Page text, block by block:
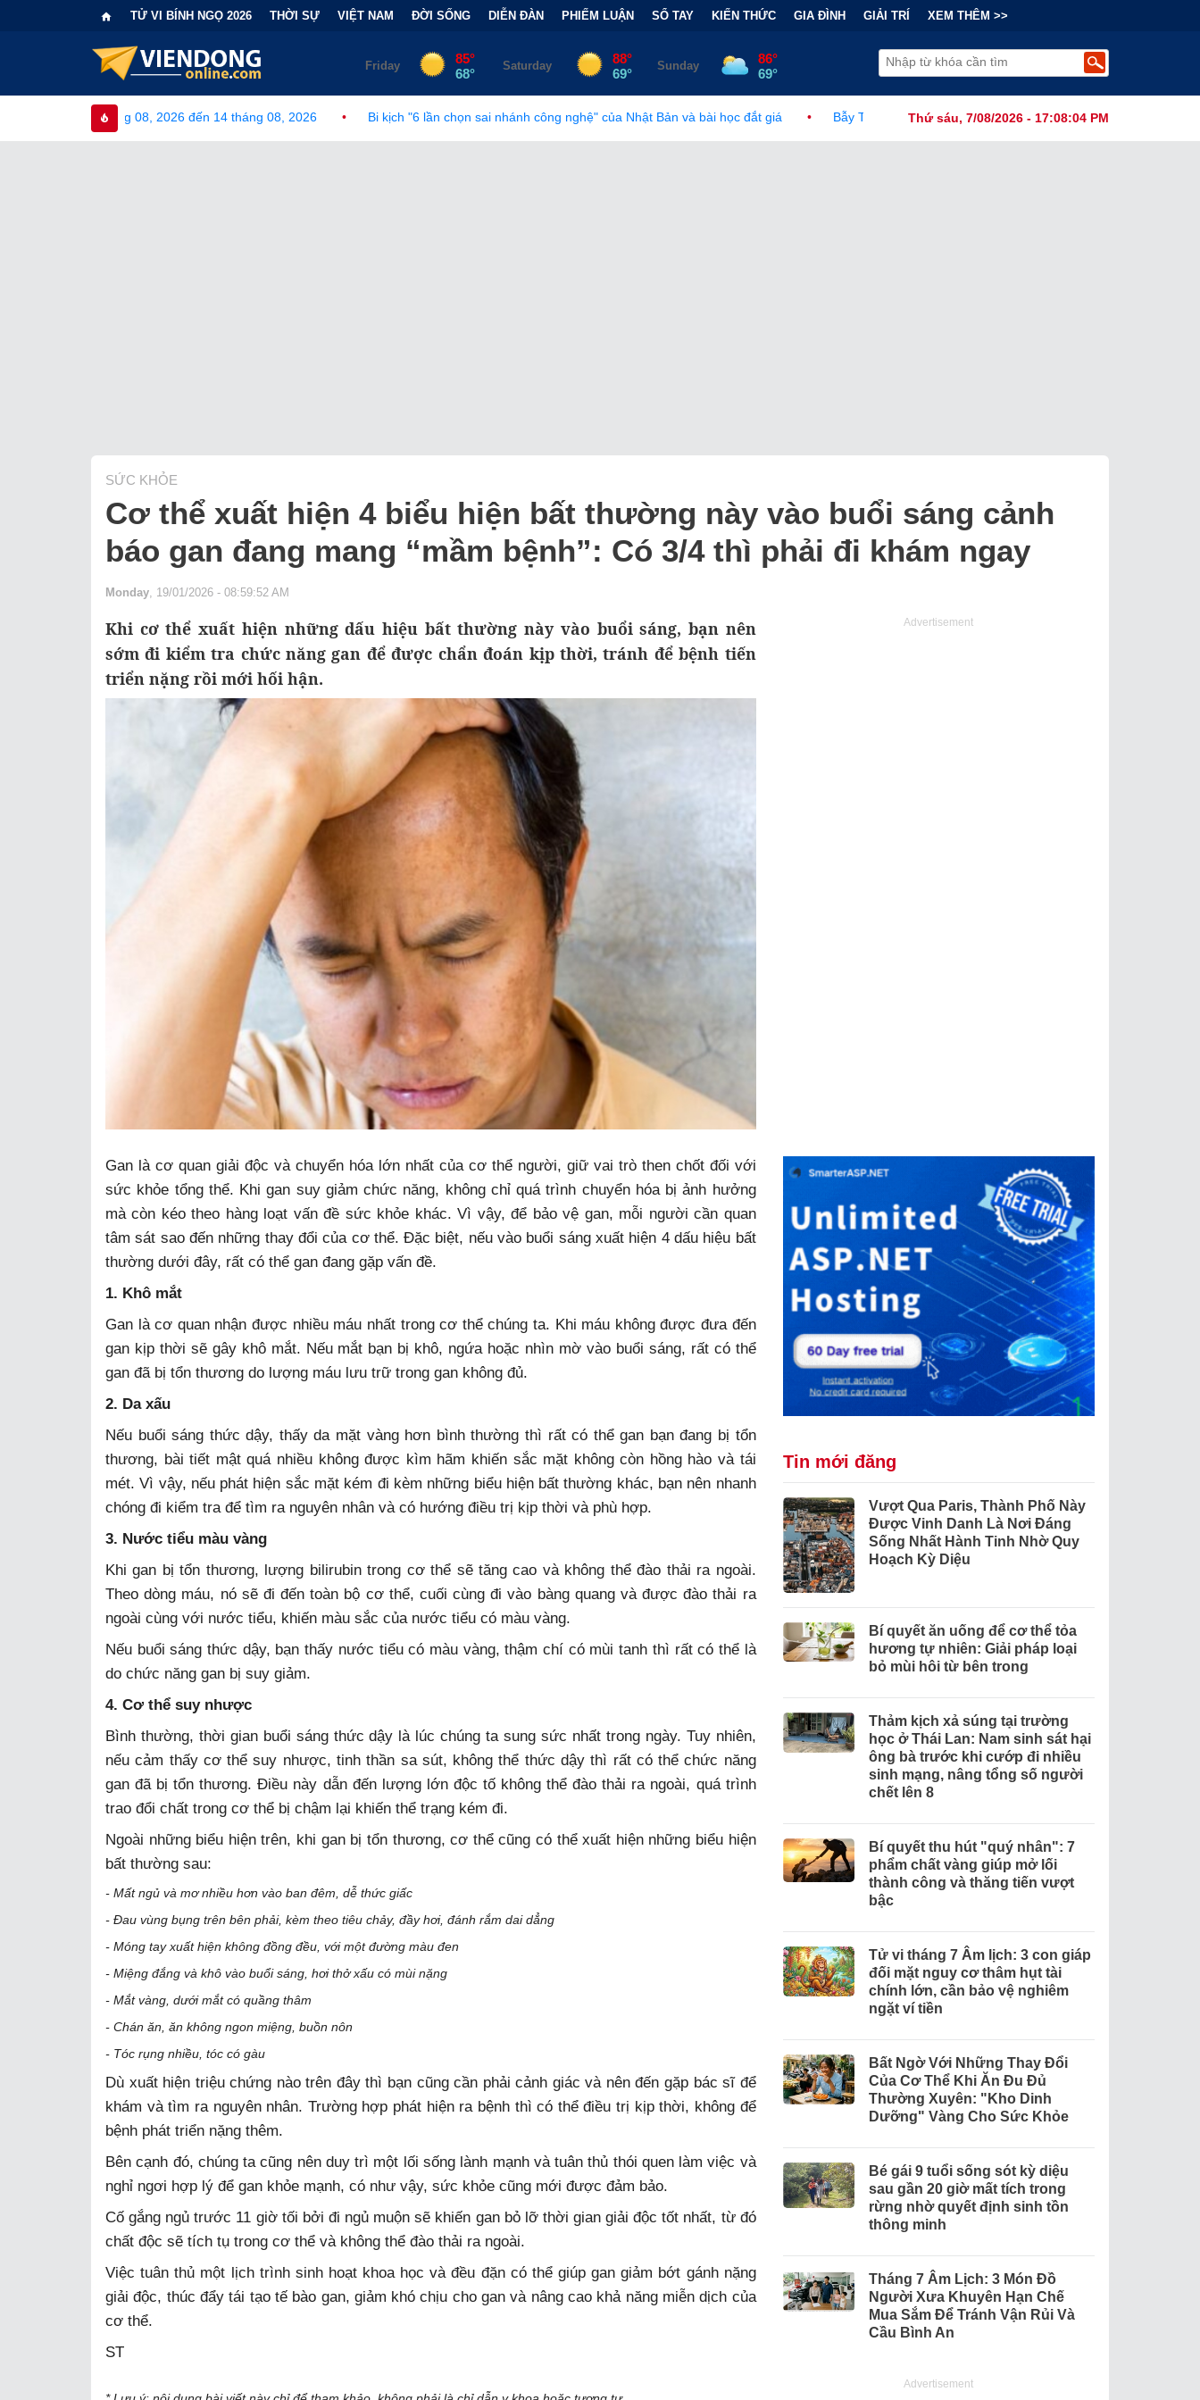
TỬ VI BÍNH NGỌ 2026 THỜI SỰ VIỆT NAM ĐỜI SỐNG DIỄN ĐÀN PHIẾM LUẬN SỔ TAY KIẾN THỨC GIA ĐÌNH GIẢI TRÍ XEM THÊM >>
Thứ sáu, 7/08/2026 - 17:08:06 PM
2026 đến 14 tháng 08, 2026 • Bi kịch "6 lần chọn sai nhánh công nghệ" của Nhật Bản và bài học đắt giá • Bẫy Tài Chính Đằng Sau "Cơn Sốt" Trà Sữa Nhượng Quyền: Lợi Nhuận Thuộc Về Ai?
SỨC KHỎE
Cơ thể xuất hiện 4 biểu hiện bất thường này vào buổi sáng cảnh
báo gan đang mang “mầm bệnh”: Có 3/4 thì phải đi khám ngay
Monday , 19/01/2026 - 08:59:52 AM
Khi cơ thể xuất hiện những dấu hiệu bất thường này vào buổi sáng, bạn nên
sớm đi kiểm tra chức năng gan để được chẩn đoán kịp thời, tránh để bệnh tiến
triển nặng rồi mới hối hận.
Gan là cơ quan giải độc và chuyển hóa lớn nhất của cơ thể người, giữ vai trò then chốt đối với
sức khỏe tổng thể. Khi gan suy giảm chức năng, không chỉ quá trình chuyển hóa bị ảnh hưởng
mà còn kéo theo hàng loạt vấn đề sức khỏe khác. Vì vậy, để bảo vệ gan, mỗi người cần quan
tâm sát sao đến những thay đổi của cơ thể. Đặc biệt, nếu vào buổi sáng xuất hiện 4 dấu hiệu bất
thường dưới đây, rất có thể gan đang gặp vấn đề.
1. Khô mắt
Gan là cơ quan nhận được nhiều máu nhất trong cơ thể chúng ta. Khi máu không được đưa đến
gan kịp thời sẽ gây khô mắt. Nếu mắt bạn bị khô, ngứa hoặc nhìn mờ vào buổi sáng, rất có thể
gan đã bị tổn thương do lượng máu lưu trữ trong gan không đủ.
2. Da xấu
Nếu buổi sáng thức dậy, thấy da mặt vàng hơn bình thường thì rất có thể gan bạn đang bị tổn
thương, bài tiết mật quá nhiều không được kìm hãm khiến sắc mặt không còn hồng hào và tái
mét. Vì vậy, nếu phát hiện sắc mặt kém đi kèm những biểu hiện bất thường khác, bạn nên nhanh
chóng đi kiểm tra để tìm ra nguyên nhân và có hướng điều trị kịp thời và phù hợp.
3. Nước tiểu màu vàng
Khi gan bị tổn thương, lượng bilirubin trong cơ thể sẽ tăng cao và không thể đào thải ra ngoài.
Theo dòng máu, nó sẽ đi đến toàn bộ cơ thể, cuối cùng đi vào bàng quang và được đào thải ra
ngoài cùng với nước tiểu, khiến màu sắc của nước tiểu có màu vàng.
Nếu buổi sáng thức dậy, bạn thấy nước tiểu có màu vàng, thậm chí có mùi tanh thì rất có thể là
do chức năng gan bị suy giảm.
4. Cơ thể suy nhược
Bình thường, thời gian buổi sáng thức dậy là lúc chúng ta sung sức nhất trong ngày. Tuy nhiên,
nếu cảm thấy cơ thể suy nhược, tinh thần sa sút, không thể thức dậy thì rất có thể chức năng
gan đã bị tổn thương. Điều này dẫn đến lượng lớn độc tố không thể đào thải ra ngoài, quá trình
trao đổi chất trong cơ thể bị chậm lại khiến thể trạng kém đi.
Ngoài những biểu hiện trên, khi gan bị tổn thương, cơ thể cũng có thể xuất hiện những biểu hiện
bất thường sau:
- Mất ngủ và mơ nhiều hơn vào ban đêm, dễ thức giấc
- Đau vùng bụng trên bên phải, kèm theo tiêu chảy, đầy hơi, đánh rắm dai dẳng
- Móng tay xuất hiện không đồng đều, với một đường màu đen
- Miệng đắng và khô vào buổi sáng, hơi thở xấu có mùi nặng
- Mắt vàng, dưới mắt có quầng thâm
- Chán ăn, ăn không ngon miệng, buồn nôn
- Tóc rụng nhiều, tóc có gàu
Dù xuất hiện triệu chứng nào trên đây thì bạn cũng cần phải cảnh giác và nên đến gặp bác sĩ để
khám và tìm ra nguyên nhân. Trường hợp phát hiện ra bệnh thì có thể điều trị kịp thời, không để
bệnh phát triển nặng thêm.
Bên cạnh đó, chúng ta cũng nên duy trì một lối sống lành mạnh và tuân thủ thói quen làm việc và
nghỉ ngơi hợp lý để gan khỏe mạnh, có như vậy, sức khỏe cũng mới được đảm bảo.
Cố gắng ngủ trước 11 giờ tối bởi đi ngủ muộn sẽ khiến gan bỏ lỡ thời gian giải độc tốt nhất, từ đó
chất độc sẽ tích tụ trong cơ thể và không thể đào thải ra ngoài.
Việc tuân thủ một lịch trình sinh hoạt khoa học và đều đặn có thể giúp gan giảm bớt gánh nặng
giải độc, thúc đẩy tái tạo tế bào gan, giảm khó chịu cho gan và nâng cao khả năng miễn dịch của
cơ thể.
ST
Advertisement
Tin mới đăng
Vượt Qua Paris, Thành Phố Này
Được Vinh Danh Là Nơi Đáng
Sống Nhất Hành Tinh Nhờ Quy
Hoạch Kỳ Diệu
Bí quyết ăn uống để cơ thể tỏa
hương tự nhiên: Giải pháp loại
bỏ mùi hôi từ bên trong
Thảm kịch xả súng tại trường
học ở Thái Lan: Nam sinh sát hại
ông bà trước khi cướp đi nhiều
sinh mạng, nâng tổng số người
chết lên 8
Bí quyết thu hút "quý nhân": 7
phẩm chất vàng giúp mở lối
thành công và thăng tiến vượt
bậc
Tử vi tháng 7 Âm lịch: 3 con giáp
đối mặt nguy cơ thâm hụt tài
chính lớn, cần bảo vệ nghiêm
ngặt ví tiền
Bất Ngờ Với Những Thay Đổi
Của Cơ Thể Khi Ăn Đu Đủ
Thường Xuyên: "Kho Dinh
Dưỡng" Vàng Cho Sức Khỏe
Bé gái 9 tuổi sống sót kỳ diệu
sau gần 20 giờ mất tích trong
rừng nhờ quyết định sinh tồn
thông minh
Tháng 7 Âm Lịch: 3 Món Đồ
Người Xưa Khuyên Hạn Chế
Mua Sắm Để Tránh Vận Rủi Và
Cầu Bình An
Advertisement